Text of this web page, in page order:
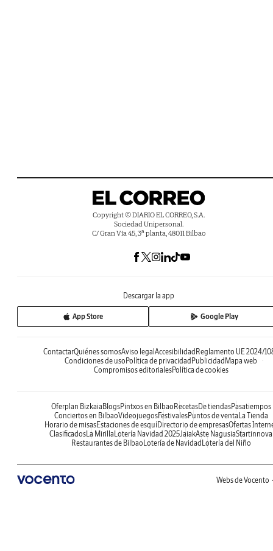
Copyright © DIARIO EL CORREO, S.A.
Sociedad Unipersonal.
C/ Gran Vía 45, 3ª planta, 48011 Bilbao
Descargar la app
App Store Google Play
ContactarQuiénes somosAviso legal Accesibilidad Reglamento UE 2024/
Condiciones de uso Política de privacidad Publicidad Mapa web
Compromisos editorialesPolítica de cookies
Oferplan Bizkaia BlogsPintxos en Bilbao RecetasDe tiendasPasatiempos
Conciertos en BilbaoVideojuegosFestivalesPuntos de venta La Tienda
Horario de misasEstaciones de esquíDirectorio de empresasOfertas
Clasificados La Mirilla Lotería Navidad 2025JaiakAste NagusiaStartinnova
Restaurantes de Bilbao Lotería de Navidad Lotería del Niño
Webs de Vocento